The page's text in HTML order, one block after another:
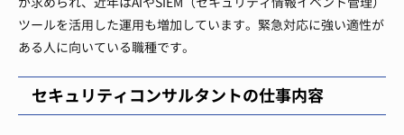
ツールを活用した運用も増加しています。緊急対応に強い適性が
ある人に向いている職種です。
セキュリティコンサルタントの仕事内容